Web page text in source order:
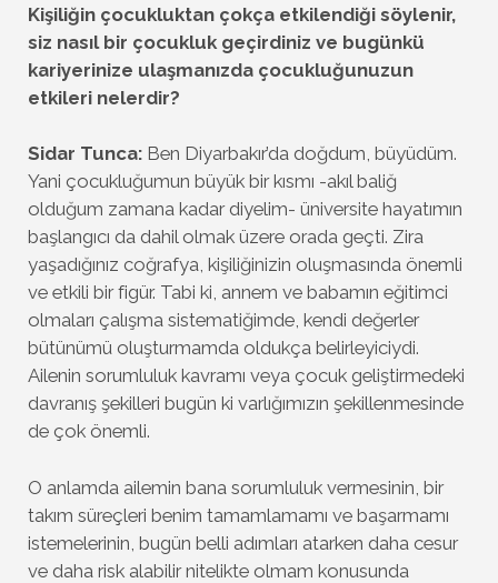
Kişiliğin çocukluktan çokça etkilendiği söylenir,
siz nasıl bir çocukluk geçirdiniz ve bugünkü
kariyerinize ulaşmanızda çocukluğunuzun
etkileri nelerdir?
Sidar Tunca:Ben Diyarbakır’da doğdum, büyüdüm.
Yani çocukluğumun büyük bir kısmı -akıl baliğ
olduğum zamana kadar diyelim- üniversite hayatımın
başlangıcı da dahil olmak üzere orada geçti. Zira
yaşadığınız coğrafya, kişiliğinizin oluşmasında önemli
ve etkili bir figür. Tabi ki, annem ve babamın eğitimci
olmaları çalışma sistematiğimde, kendi değerler
bütünümü oluşturmamda oldukça belirleyiciydi.
Ailenin sorumluluk kavramı veya çocuk geliştirmedeki
davranış şekilleri bugün ki varlığımızın şekillenmesinde
de çok önemli.
O anlamda ailemin bana sorumluluk vermesinin, bir
takım süreçleri benim tamamlamamı ve başarmamı
istemelerinin, bugün belli adımları atarken daha cesur
ve daha risk alabilir nitelikte olmam konusunda